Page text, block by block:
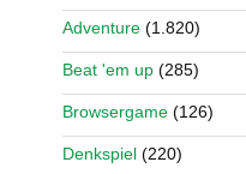
Adventure (1.820)
Beat 'em up (285)
Browsergame (126)
Denkspiel (220)